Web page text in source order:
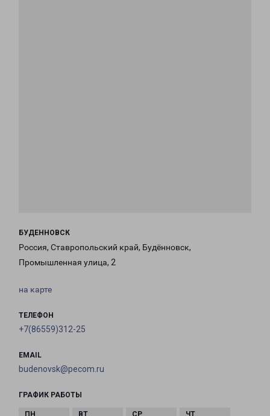
БУДЕННОВСК
Россия, Ставропольский край, Будённовск,
Промышленная улица, 2
на карте
ТЕЛЕФОН
+7(86559)312-25
EMAIL
budenovsk@pecom.ru
ГРАФИК РАБОТЫ